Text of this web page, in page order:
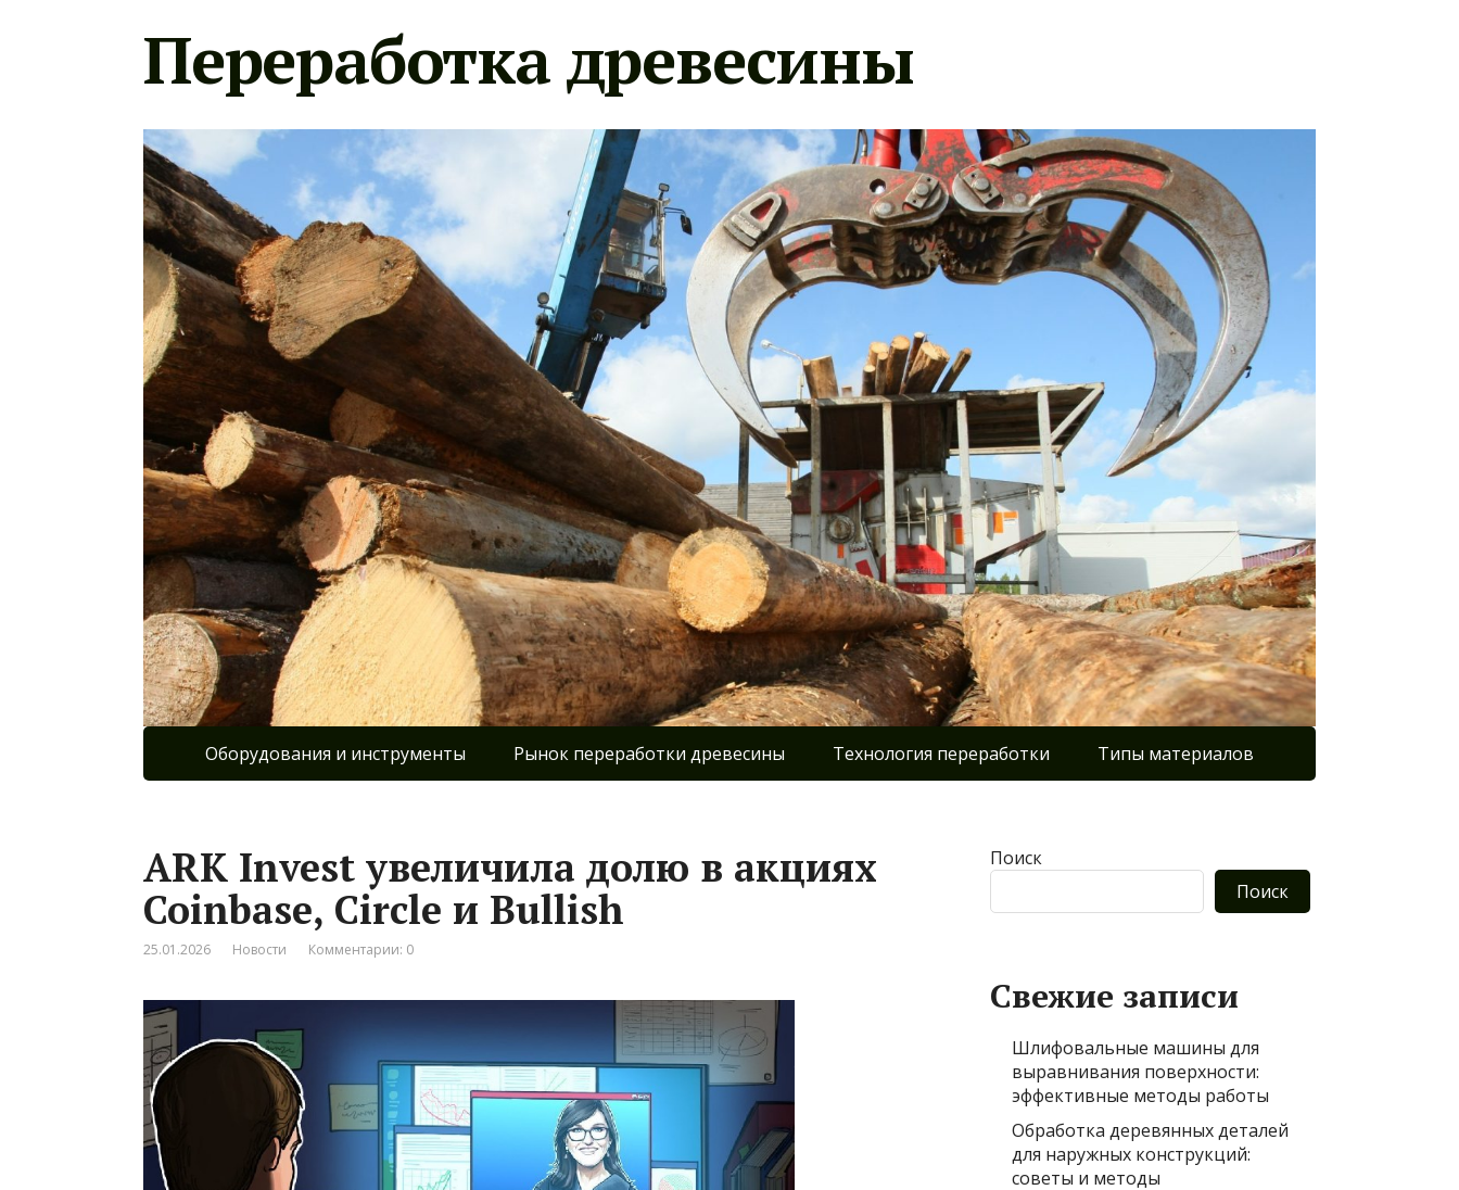
Переработка древесины
Оборудования и инструменты Рынок переработки древесины Технология переработки Типы материалов
ARK Invest увеличила долю в акциях
Coinbase, Circle и Bullish
25.01.2026 Новости Комментарии: 0
Поиск
Поиск
Свежие записи
Шлифовальные машины для
выравнивания поверхности:
эффективные методы работы
Обработка деревянных деталей
для наружных конструкций:
советы и методы